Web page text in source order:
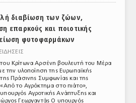
διαβίωση των ζώων,
επαρκούς και ποιοτικής
φυτοφαρμάκων
ΕΙΔΗΣΕΙΣ
Κρίτωνα Αρσένη βουλευτή του Μέρα
την υλοποίηση της Ευρωπαϊκής
της Πράσινης Συμφωνίας και της
«Από το Αγρόκτημα στο πιάτο»,
Αγροτικής Ανάπτυξης και
Γεωργαντάς Ο υπουργός